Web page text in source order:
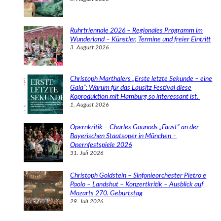
Ruhrtriennale 2026 – Regionales Programm im
Wunderland – Künstler, Termine und freier Eintritt
3. August 2026
Christoph Marthalers „Erste letzte Sekunde – eine
Gala“: Warum für das Lausitz Festival diese
Koproduktion mit Hamburg so interessant ist.
1. August 2026
Opernkritik – Charles Gounods „Faust“ an der
Bayerischen Staatsoper in München –
Opernfestspiele 2026
31. Juli 2026
Christoph Goldstein – Sinfonieorchester Pietro e
Paolo – Landshut – Konzertkritik – Ausblick auf
Mozarts 270. Geburtstag
29. Juli 2026